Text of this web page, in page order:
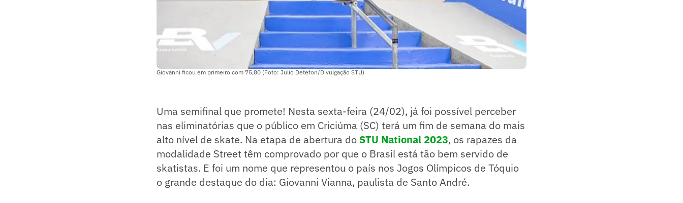
Giovanni ficou em primeiro com 75,80 (Foto: Julio Detefon/Divulgação STU)
Uma semifinal que promete! Nesta sexta-feira (24/02), já foi possível perceber
nas eliminatórias que o público em Criciúma (SC) terá um fim de semana do mais
alto nível de skate. Na etapa de abertura do STU National 2023, os rapazes da
modalidade Street têm comprovado por que o Brasil está tão bem servido de
skatistas. E foi um nome que representou o país nos Jogos Olímpicos de Tóquio
o grande destaque do dia: Giovanni Vianna, paulista de Santo André.